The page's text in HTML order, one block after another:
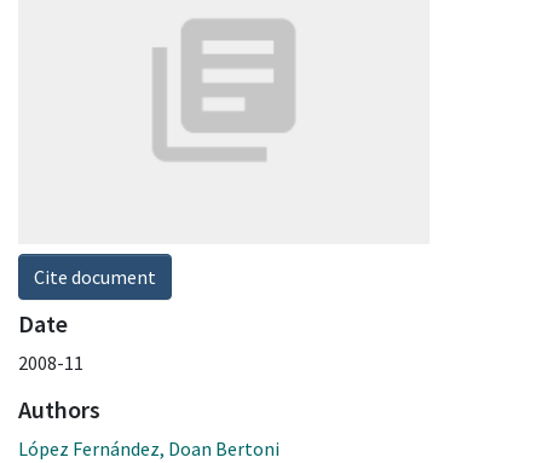
Cite document
Date
2008-11
Authors
López Fernández, Doan Bertoni